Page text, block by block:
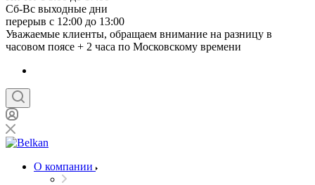
Сб-Вс выходные дни
перерыв с 12:00 до 13:00
Уважаемые клиенты, обращаем внимание на разницу в
часовом поясе + 2 часа по Московскому времени
О компании